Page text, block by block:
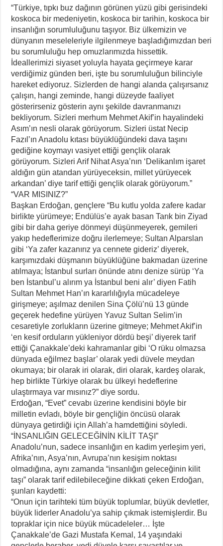
“Türkiye, tıpkı buz dağının görünen yüzü gibi gerisindeki
koskoca bir medeniyetin, koskoca bir tarihin, koskoca bir
insanlığın sorumluluğunu taşıyor. Biz ülkemizin ve
dünyanın meseleleriyle ilgilenmeye başladığımızdan beri
bu sorumluluğu hep omuzlarımızda hissettik.
İdeallerimizi siyaset yoluyla hayata geçirmeye karar
verdiğimiz günden beri, işte bu sorumluluğun bilinciyle
hareket ediyoruz. Sizlerden de hangi alanda çalışırsanız
çalışın, hangi zeminde, hangi düzeyde faaliyet
gösterirseniz gösterin aynı şekilde davranmanızı
bekliyorum. Sizleri merhum Mehmet Akif’in hayalindeki
Asım’ın nesli olarak görüyorum. Sizleri üstat Necip
Fazıl’ın Anadolu kıtası büyüklüğündeki dava taşını
gediğine koymayı vasiyet ettiği gençlik olarak
görüyorum. Sizleri Arif Nihat Asya’nın ‘Delikanlım işaret
aldığın gün atandan yürüyeceksin, millet yürüyecek
arkandan’ diye tarif ettiği gençlik olarak görüyorum.”
“VAR MISINIZ?”
Başkan Erdoğan, gençlere “Bu kutlu yolda zafere kadar
birlikte yürümeye; Endülüs’e ayak basan Tarık bin Ziyad
gibi bir daha geriye dönmeyi düşünmeyerek, gemileri
yakıp hedeflerimize doğru ilerlemeye; Sultan Alparslan
gibi ‘Ya zafer kazanırız ya cennete gideriz’ diyerek,
karşımızdaki düşmanın büyüklüğüne bakmadan üzerine
atılmaya; İstanbul surları önünde atını denize sürüp ‘Ya
ben İstanbul’u alırım ya İstanbul beni alır’ diyen Fatih
Sultan Mehmet Han’ın kararlılığıyla mücadeleye
girişmeye; aşılmaz denilen Sina Çölü’nü 13 günde
geçerek hedefine yürüyen Yavuz Sultan Selim’in
cesaretiyle zorlukların üzerine gitmeye; Mehmet Akif’in
‘en kesif orduların yükleniyor dördü beşi’ diyerek tarif
ettiği Çanakkale’deki kahramanlar gibi ‘O rüku olmazsa
dünyada eğilmez başlar’ olarak yedi düvele meydan
okumaya; bir olarak iri olarak, diri olarak, kardeş olarak,
hep birlikte Türkiye olarak bu ülkeyi hedeflerine
ulaştırmaya var mısınız?” diye sordu.
Erdoğan, “Evet” cevabı üzerine kendisini böyle bir
milletin evladı, böyle bir gençliğin öncüsü olarak
dünyaya getirdiği için Allah’a hamdettiğini söyledi.
“İNSANLIĞIN GELECEĞİNİN KİLİT TAŞI”
Anadolu’nun, sadece insanlığın en kadim yerleşim yeri,
Afrika’nın, Asya’nın, Avrupa’nın kesişim noktası
olmadığına, aynı zamanda “insanlığın geleceğinin kilit
taşı” olarak tarif edilebileceğine dikkati çeken Erdoğan,
şunları kaydetti:
“Onun için tarihteki tüm büyük toplumlar, büyük devletler,
büyük liderler Anadolu’ya sahip çıkmak istemişlerdir. Bu
topraklar için nice büyük mücadeleler… İşte
Çanakkale’de Gazi Mustafa Kemal, 14 yaşındaki